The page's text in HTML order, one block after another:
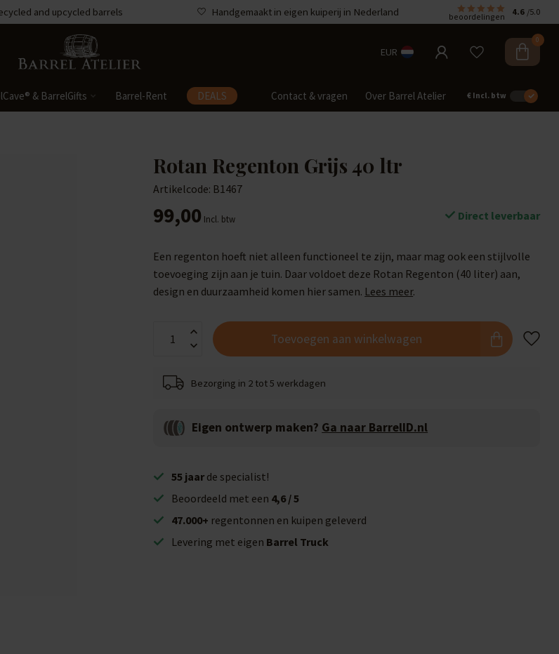
and upcycled barrels Handgemaakt in eigen kuiperij in Nederland beoordelingen 4.6 /5.0
EUR
0
& BarrelGifts Barrel-Rent DEALS Contact & vragen Over Barrel Atelier € Incl. btw
Rotan Regenton Grijs 40 ltr
Artikelcode: B1467
99,00 Incl. btw Direct leverbaar
Een regenton hoeft niet alleen functioneel te zijn, maar mag ook een stijlvolle
toevoeging zijn aan je tuin. Daar voldoet deze Rotan Regenton (40 liter) aan,
design en duurzaamheid komen hier samen. Lees meer.
Toevoegen aan winkelwagen
Bezorging in 2 tot 5 werkdagen
Eigen ontwerp maken? Ga naar BarrelID.nl
55 jaar de specialist!
Beoordeeld met een 4,6 / 5
47.000+ regentonnen en kuipen geleverd
Levering met eigen Barrel Truck